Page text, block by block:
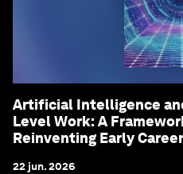
Artificial Intelligence
Level Work: A
Reinventing Early
22 jun. 2026